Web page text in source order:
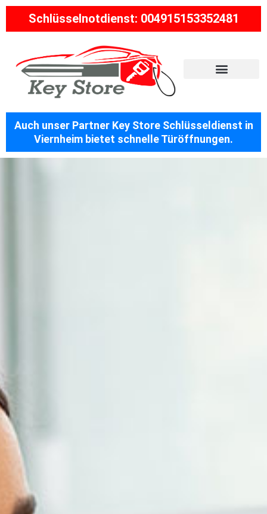
Schlüsselnotdienst: 004915153352481
Auch unser Partner Key Store Schlüsseldienst in
Viernheim bietet schnelle Türöffnungen.